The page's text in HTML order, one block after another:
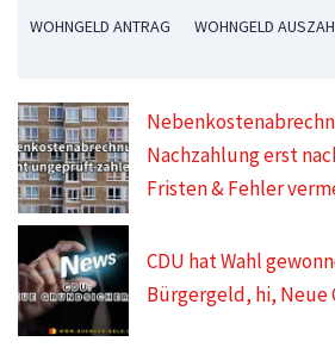
WOHNGELD ANTRAG WOHNGELD
Nachzahlung erst
Fristen & Fehler
CDU hat Wahl
Bürgergeld, hi, Neue